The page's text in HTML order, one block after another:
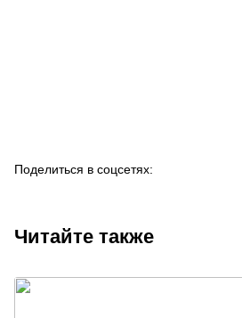
Поделиться в соцсетях:
Читайте также